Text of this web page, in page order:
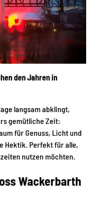
den Jahren in
langsam abklingt,
gemütliche Zeit:
für Genuss, Licht und
Hektik. Perfekt für alle,
nutzen möchten.
Wackerbarth